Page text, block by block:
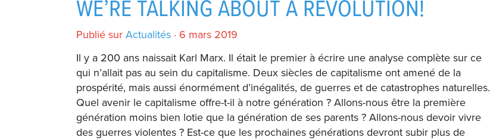
WE’RE TALKING ABOUT A REVOLUTION!
Publié sur Actualités· 6 mars 2019
Il y a 200 ans naissait Karl Marx. Il était le premier à écrire une analyse complète sur ce
qui n’allait pas au sein du capitalisme. Deux siècles de capitalisme ont amené de la
prospérité, mais aussi énormément d’inégalités, de guerres et de catastrophes naturelles.
Quel avenir le capitalisme offre-t-il à notre génération ? Allons-nous être la première
génération moins bien lotie que la génération de ses parents ? Allons-nous devoir vivre
des guerres violentes ? Est-ce que les prochaines générations devront subir plus de